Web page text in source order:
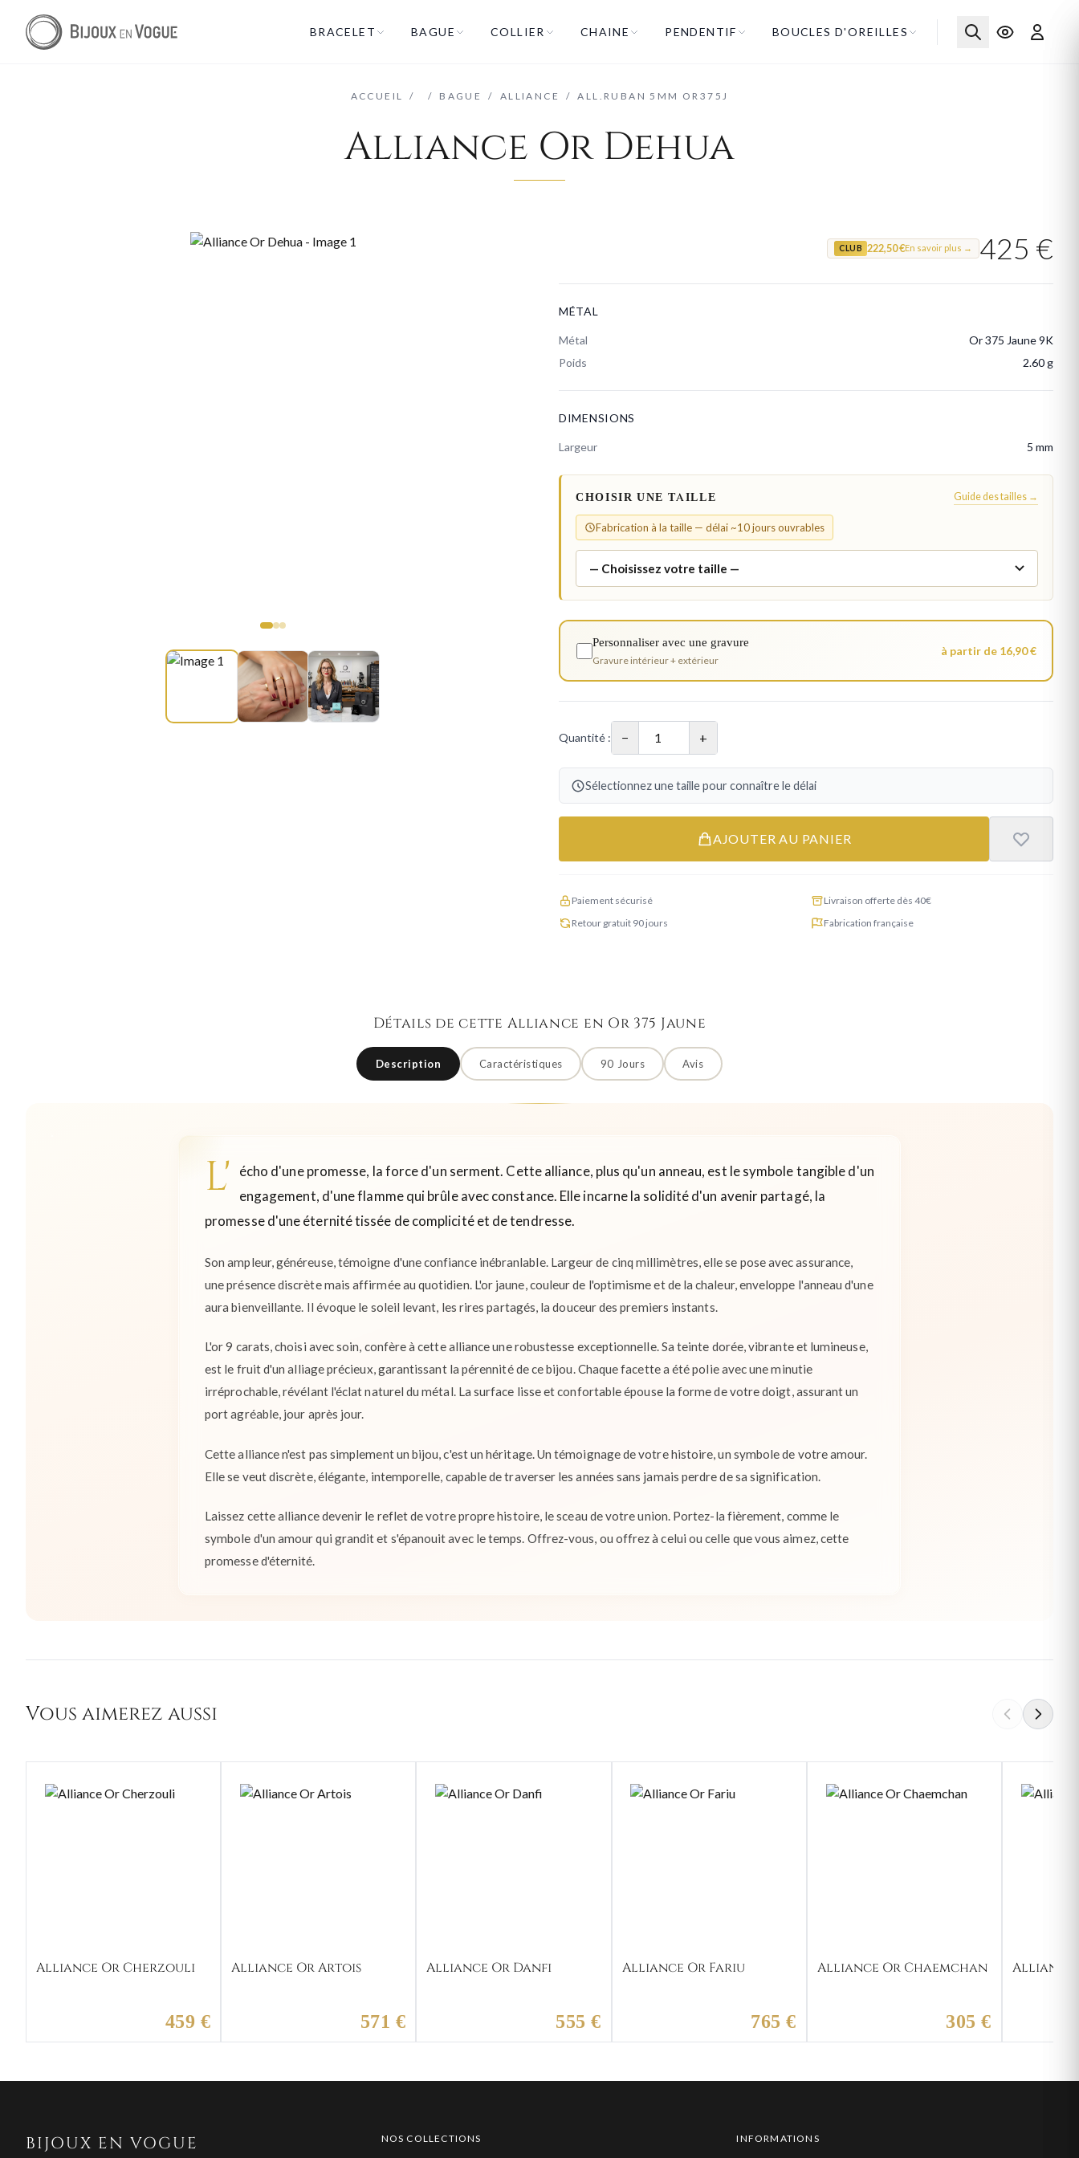
BRACELET BAGUE COLLIER CHAINE PENDENTIF BOUCLES D'OREILLES
ACCUEIL / / BAGUE / ALLIANCE / ALL.RUBAN 5MM OR375J
Alliance Or Dehua
CLUB 222,50 €En savoir plus → 425 €
MÉTAL
Métal
Or 375 Jaune 9K
Poids
2.60 g
DIMENSIONS
Largeur 5 mm
CHOISIR UNE TAILLE Guide des tailles →
Fabrication à la taille — délai ~10 jours ouvrables
Personnaliser avec une gravure
Gravure intérieur + extérieur
à partir de 16,90 €
Quantité : − +
Sélectionnez une taille pour connaître le délai
AJOUTER AU PANIER
Paiement sécurisé
Livraison offerte dès 40€
Retour gratuit 90 jours
Fabrication française
Détails de cette Alliance en Or 375 Jaune
Description Caractéristiques 90 Jours Avis
L'
écho d'une promesse, la force d'un serment. Cette alliance, plus qu'un anneau, est le symbole tangible d'un
engagement, d'une flamme qui brûle avec constance. Elle incarne la solidité d'un avenir partagé, la
promesse d'une éternité tissée de complicité et de tendresse.
Son ampleur, généreuse, témoigne d'une confiance inébranlable. Largeur de cinq millimètres, elle se pose avec assurance,
une présence discrète mais affirmée au quotidien. L'or jaune, couleur de l'optimisme et de la chaleur, enveloppe l'anneau d'une
aura bienveillante. Il évoque le soleil levant, les rires partagés, la douceur des premiers instants.
L'or 9 carats, choisi avec soin, confère à cette alliance une robustesse exceptionnelle. Sa teinte dorée, vibrante et lumineuse,
est le fruit d'un alliage précieux, garantissant la pérennité de ce bijou. Chaque facette a été polie avec une minutie
irréprochable, révélant l'éclat naturel du métal. La surface lisse et confortable épouse la forme de votre doigt, assurant un
port agréable, jour après jour.
Cette alliance n'est pas simplement un bijou, c'est un héritage. Un témoignage de votre histoire, un symbole de votre amour.
Elle se veut discrète, élégante, intemporelle, capable de traverser les années sans jamais perdre de sa signification.
Laissez cette alliance devenir le reflet de votre propre histoire, le sceau de votre union. Portez-la fièrement, comme le
symbole d'un amour qui grandit et s'épanouit avec le temps. Offrez-vous, ou offrez à celui ou celle que vous aimez, cette
promesse d'éternité.
Vous aimerez aussi
Alliance Or Cherzouli
459 €
Alliance Or Artois
571 €
Alliance Or Danfi
555 €
Alliance Or Fariu
765 €
Alliance Or Chaemchan
305 €
Alliance
BIJOUX EN VOGUE NOS COLLECTIONS INFORMATIONS